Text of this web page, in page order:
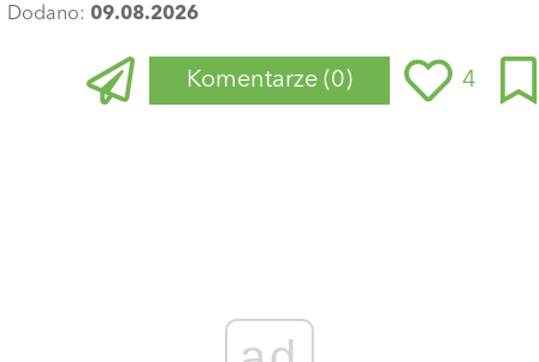
Dodano: 09.08.2026
Komentarze (0) 4